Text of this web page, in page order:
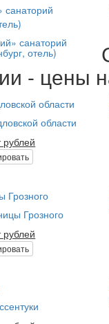
санаторий
отель)
- цены
области
Грозного